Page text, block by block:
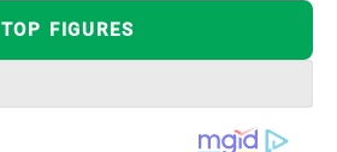
TOP FIGURES